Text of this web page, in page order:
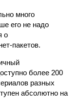
много
его не надо
о
пакетов.
более 200
разных
абсолютно на